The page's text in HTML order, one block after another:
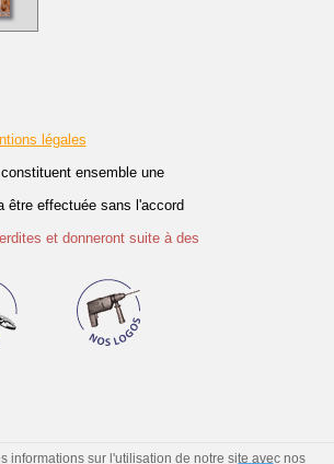
légales
ensemble une
être effectuée sans l'accord
et donneront suite à des
informations sur l'utilisation de notre site avec nos